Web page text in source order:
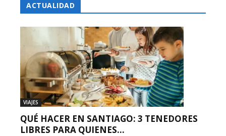
ACTUALIDAD
VIAJES
QUÉ HACER EN SANTIAGO: 3 TENEDORES
LIBRES PARA QUIENES...